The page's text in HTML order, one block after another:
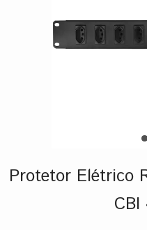
Protetor Elétrico
CBI